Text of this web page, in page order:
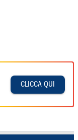
CLICCA QUI